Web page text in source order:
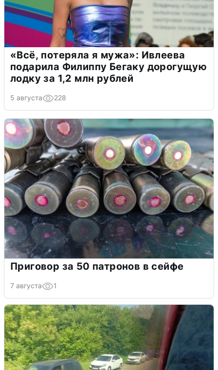
«Всё, потеряла я мужа»: Ивлеева
подарила Филиппу Бегаку дорогущую
лодку за 1,2 млн рублей
5 августа 228
Приговор за 50 патронов в сейфе
7 августа 1